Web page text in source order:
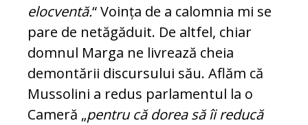
eloc­ventă.“ Voința de a calomnia mi se
pa­re de netăgăduit. De altfel, chiar
domnul Marga ne livrează cheia
demontării dis­cursului său. Aflăm că
Mussolini a redus parlamentul la o
Cameră „pentru că dorea să îi reducă